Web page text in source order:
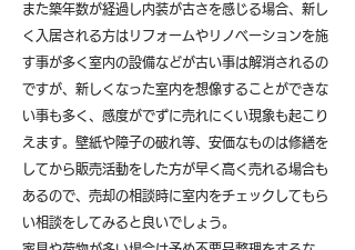
また築年数が経過し内装が古さを感じる場合、新し
く入居される方はリフォームやリノベーションを施
す事が多く室内の設備などが古い事は解消されるの
ですが、新しくなった室内を想像することができな
い事も多く、感度がでずに売れにくい現象も起こり
えます。壁紙や障子の破れ等、安価なものは修繕を
してから販売活動をした方が早く高く売れる場合も
あるので、売却の相談時に室内をチェックしてもら
い相談をしてみると良いでしょう。